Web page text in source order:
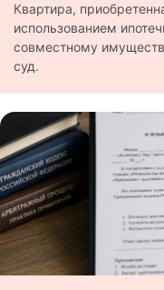
Квартира,
использованием
совместному
суд.